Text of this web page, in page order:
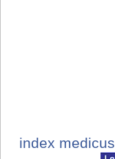
index medicus